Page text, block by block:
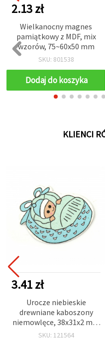
2.13 zł
Wielkanocny magnes
pamiątkowy z MDF, mix
wzorów, 75~60x50 mm
SKU: 801538
Dodaj do koszyka
KLIENCI
3.41 zł
Urocze niebieskie
drewniane kaboszony
niemowlęce, 38x31x2 mm
– idealne na baby shower,
SKU: 121564